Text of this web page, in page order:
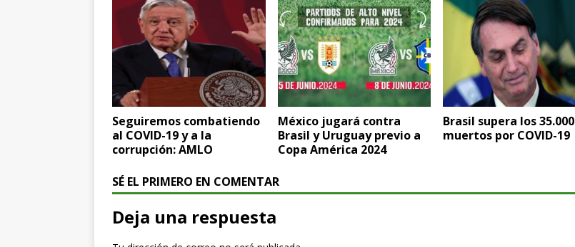
Seguiremos combatiendo
al COVID-19 y a la
corrupción: AMLO
México jugará contra
Brasil y Uruguay previo a
Copa América 2024
Brasil supera los 35.000
muertos por COVID-19
SÉ EL PRIMERO EN COMENTAR
Deja una respuesta